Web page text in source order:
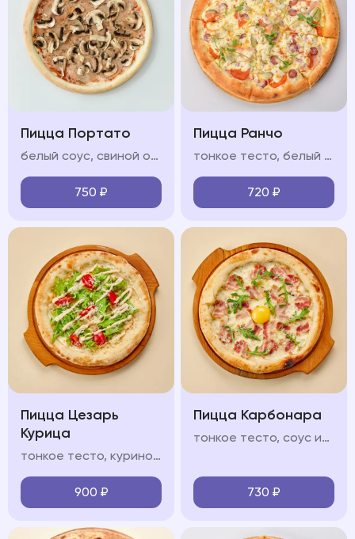
Пицца Портато
белый соус, свиной окорок, охотничьи колбаски, бекон сырокопчёный, моцарелла, красный лук, соус барбекю
750 ₽
Пицца Ранчо
тонкое тесто, белый соус, ветчина, охотничьи колбаски, салями, моцарелла, красный лук, яйцо
720 ₽
Пицца Цезарь
Курица
тонкое тесто, куриное филе, соус "Цезарь", помидоры черри, сливочный соус, моцарелла, зелень микс, пармезан
900 ₽
Пицца Карбонара
тонкое тесто, соус из томатов, моцарелла, бекон, пармезан, прованские травы, чеснок
730 ₽